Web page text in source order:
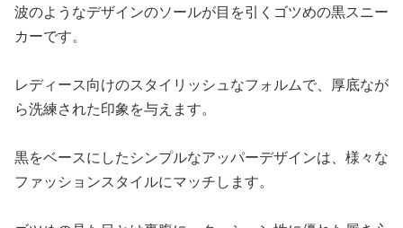
波のようなデザインのソールが目を引くゴツめの黒スニー
カーです。
レディース向けのスタイリッシュなフォルムで、厚底なが
ら洗練された印象を与えます。
黒をベースにしたシンプルなアッパーデザインは、様々な
ファッションスタイルにマッチします。